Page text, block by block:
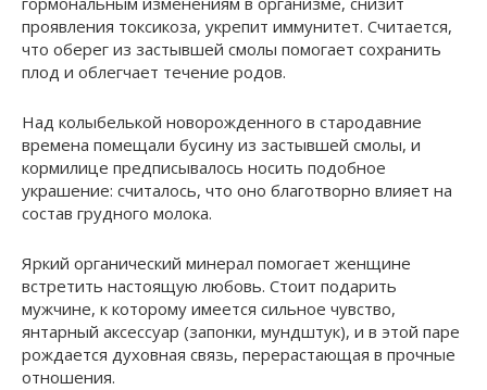
проявления токсикоза, укрепит иммунитет. Считается,
что оберег из застывшей смолы помогает сохранить
плод и облегчает течение родов.
Над колыбелькой новорожденного в стародавние
времена помещали бусину из застывшей смолы, и
кормилице предписывалось носить подобное
украшение: считалось, что оно благотворно влияет на
состав грудного молока.
Яркий органический минерал помогает женщине
встретить настоящую любовь. Стоит подарить
мужчине, к которому имеется сильное чувство,
янтарный аксессуар (запонки, мундштук), и в этой паре
рождается духовная связь, перерастающая в прочные
отношения.